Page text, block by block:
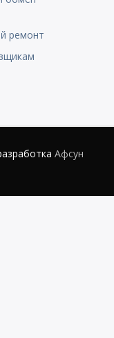
ремонт
Афсун